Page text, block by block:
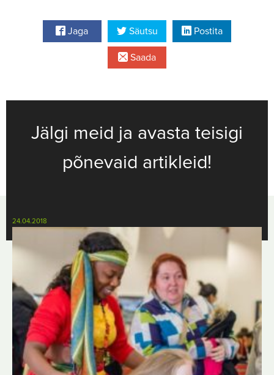
Jaga Säutsu Postita
Saada
Jälgi meid ja avasta teisigi
põnevaid artikleid!
24.04.2018